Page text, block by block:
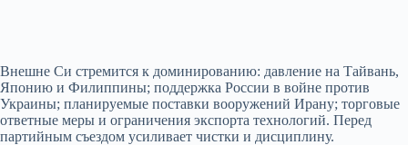
Внешне Си стремится к доминированию: давление на Тайвань,
Японию и Филиппины; поддержка России в войне против
Украины; планируемые поставки вооружений Ирану; торговые
ответные меры и ограничения экспорта технологий. Перед
партийным съездом усиливает чистки и дисциплину.